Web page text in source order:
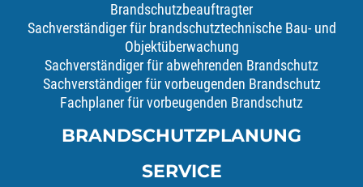
Brandschutzbeauftragter
Sachverständiger für brandschutztechnische Bau- und
Objektüberwachung
Sachverständiger für abwehrenden Brandschutz
Sachverständiger für vorbeugenden Brandschutz
Fachplaner für vorbeugenden Brandschutz
BRANDSCHUTZPLANUNG
SERVICE